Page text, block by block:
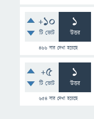
+10
টি ভোট
1
উত্তর
466বার দেখা হয়েছে
+5
টি ভোট
1
উত্তর
654বার দেখা হয়েছে